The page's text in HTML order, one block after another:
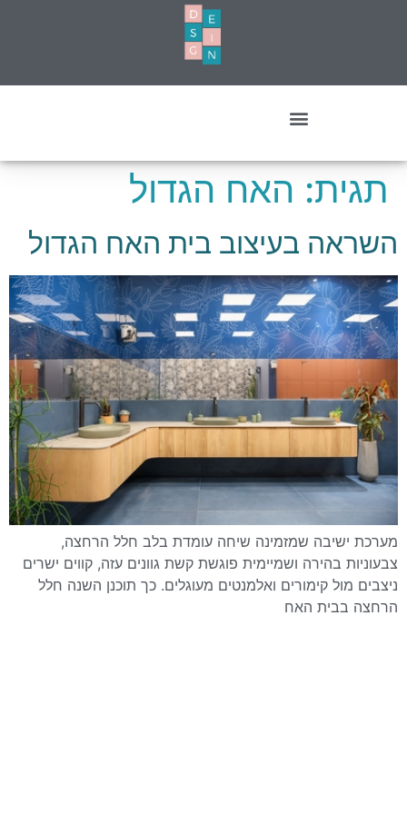
תגית: האח הגדול
השראה בעיצוב בית האח הגדול
מערכת ישיבה שמזמינה שיחה עומדת בלב חלל הרחצה,
צבעוניות בהירה ושמיימית פוגשת קשת גוונים עזה, קווים ישרים
ניצבים מול קימורים ואלמנטים מעוגלים. כך תוכנן השנה חלל
הרחצה בבית האח